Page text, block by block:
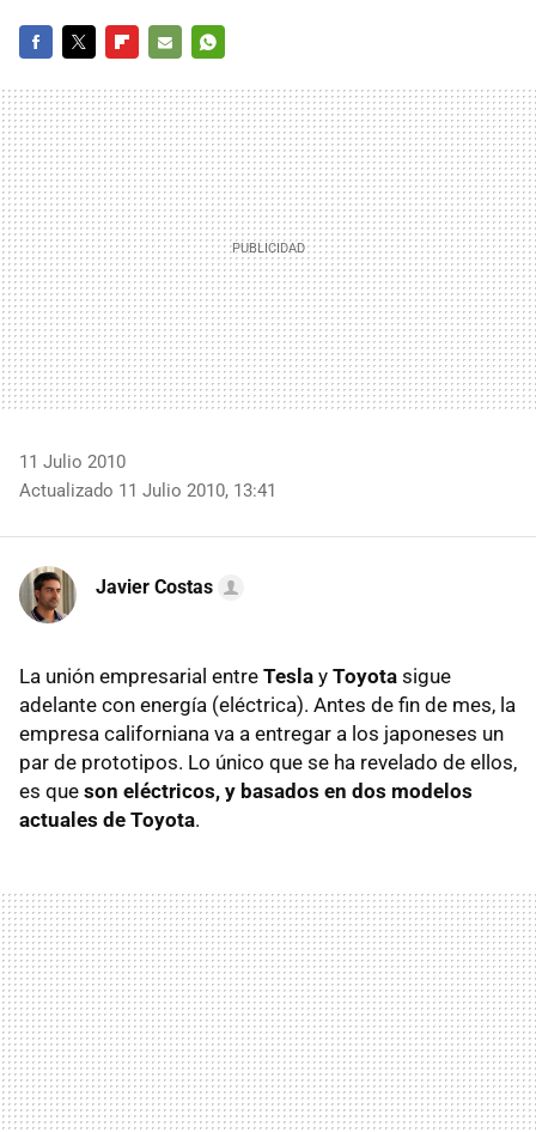
MAIL
11 Julio 2010
Actualizado 11 Julio 2010, 13:41
Javier Costas
La unión empresarial entre Tesla y Toyota sigue
adelante con energía (eléctrica). Antes de fin de mes, la
empresa californiana va a entregar a los japoneses un
par de prototipos. Lo único que se ha revelado de ellos,
es que son eléctricos, y basados en dos modelos
actuales de Toyota.